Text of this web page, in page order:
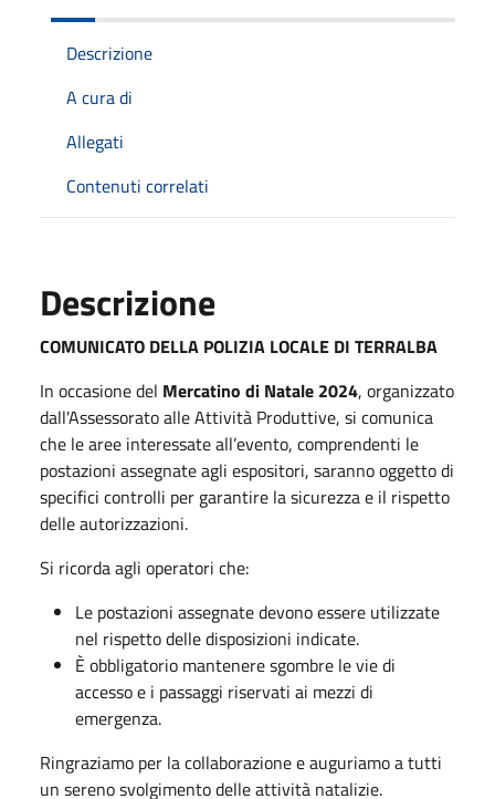
Descrizione
A cura di
Allegati
Contenuti correlati
Descrizione
COMUNICATO DELLA POLIZIA LOCALE DI TERRALBA
In occasione del Mercatino di Natale 2024, organizzato
dall'Assessorato alle Attività Produttive, si comunica
che le aree interessate all’evento, comprendenti le
postazioni assegnate agli espositori, saranno oggetto di
specifici controlli per garantire la sicurezza e il rispetto
delle autorizzazioni.
Si ricorda agli operatori che:
Le postazioni assegnate devono essere utilizzate
nel rispetto delle disposizioni indicate.
È obbligatorio mantenere sgombre le vie di
accesso e i passaggi riservati ai mezzi di
emergenza.
Ringraziamo per la collaborazione e auguriamo a tutti
un sereno svolgimento delle attività natalizie.